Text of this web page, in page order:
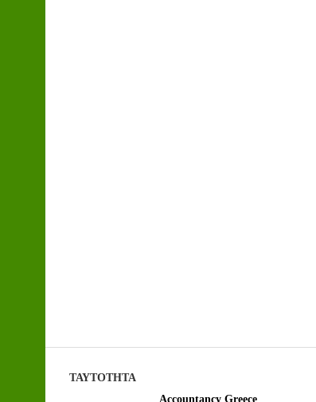
ΤΑΥΤΟΤΗΤΑ
Accountancy Greece